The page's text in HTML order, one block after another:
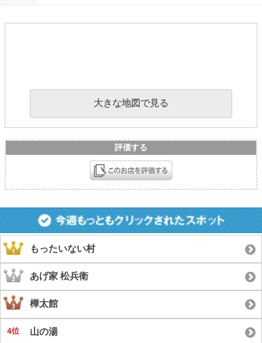
大きな地図で見る
評価する
もったいない村
あげ家 松兵衛
樺太館
山の湯